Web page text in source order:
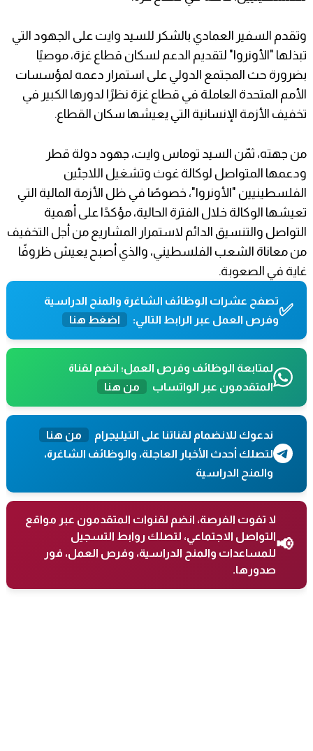
وتقدم السفير العمادي بالشكر للسيد وايت على الجهود التي
تبذلها "الأونروا" لتقديم الدعم لسكان قطاع غزة، موصيًا
بضرورة حث المجتمع الدولي على استمرار دعمه لمؤسسات
الأمم المتحدة العاملة في قطاع غزة نظرًا لدورها الكبير في
تخفيف الأزمة الإنسانية التي يعيشها سكان القطاع.
من جهته، ثمّن السيد توماس وايت، جهود دولة قطر
ودعمها المتواصل لوكالة غوث وتشغيل اللاجئين
الفلسطينيين "الأونروا"، خصوصًا في ظل الأزمة المالية التي
تعيشها الوكالة خلال الفترة الحالية، مؤكدًا على أهمية
التواصل والتنسيق الدائم لاستمرار المشاريع من أجل التخفيف
من معاناة الشعب الفلسطيني، والذي أصبح يعيش ظروفًا
غاية في الصعوبة.
✅تصفح عشرات الوظائف الشاغرة والمنح الدراسية
وفرص العمل عبر الرابط التالي:
اضغط هنا
لمتابعة الوظائف وفرص العمل؛ انضم لقناة
المتقدمون عبر الواتساب
من هنا
ندعوك للانضمام لقناتنا على التيليجرام
من هنا
لتصلك أحدث الأخبار العاجلة، والوظائف الشاغرة،
والمنح الدراسية
📢
لا تفوت الفرصة، انضم لقنوات المتقدمون عبر مواقع
التواصل الاجتماعي، لتصلك روابط التسجيل
للمساعدات والمنح الدراسية، وفرص العمل، فور
صدورها.